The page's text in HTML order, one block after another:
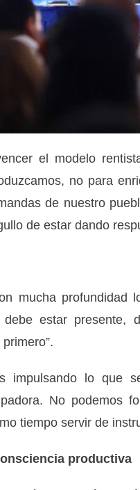
el modelo
no para
de nuestro
de estar dando
mucha profundidad
debe estar
impulsando lo que
No podemos
tiempo servir de
productiva